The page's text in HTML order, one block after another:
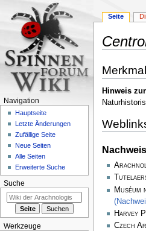
Navigation
springen
Suche
springen
Hinweis
Harvey P
Czech
Seite
Navigation
Hauptseite
Letzte Änderungen
Zufällige Seite
Neue Seiten
Alle Seiten
Erweiterte Suche
Suche
Werkzeuge